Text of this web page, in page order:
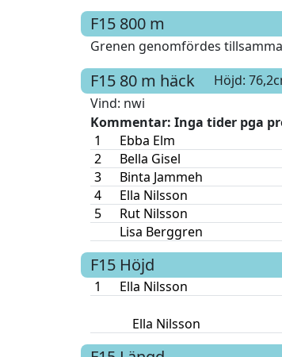
F15 800 m
Grenen genomfördes
F15 80 m häck Höjd:
Vind: nwi
Kommentar: Inga tider pga
1
Ebba Elm
2
Bella Gisel
3
Binta Jammeh
4
Ella Nilsson
5
Rut Nilsson
Lisa Berggren
F15 Höjd
1
Ella Nilsson
Ella Nilsson